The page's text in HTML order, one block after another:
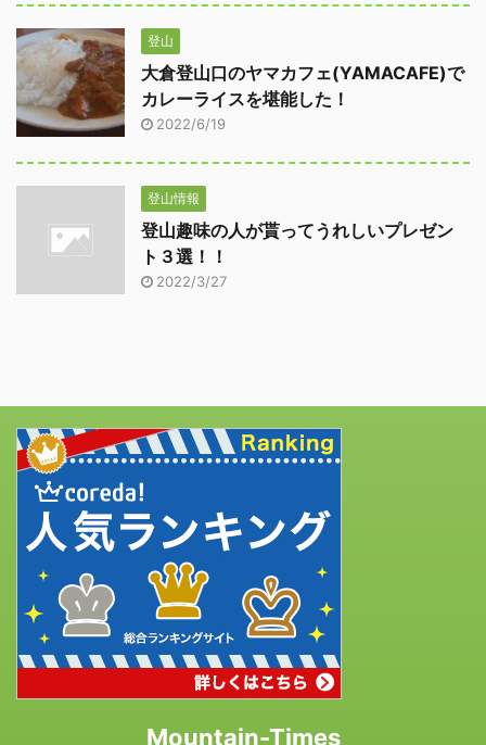
登山
大倉登山口のヤマカフェ(YAMACAFE)で
カレーライスを堪能した！
2022/6/19
登山情報
登山趣味の人が貰ってうれしいプレゼン
ト３選！！
2022/3/27
Mountain-Times